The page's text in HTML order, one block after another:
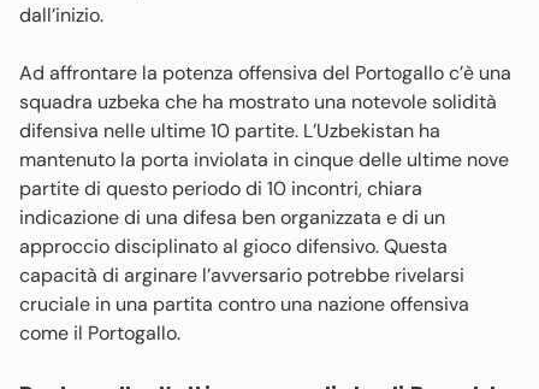
dall’inizio.
Ad affrontare la potenza offensiva del Portogallo c’è una
squadra uzbeka che ha mostrato una notevole solidità
difensiva nelle ultime 10 partite. L’Uzbekistan ha
mantenuto la porta inviolata in cinque delle ultime nove
partite di questo periodo di 10 incontri, chiara
indicazione di una difesa ben organizzata e di un
approccio disciplinato al gioco difensivo. Questa
capacità di arginare l’avversario potrebbe rivelarsi
cruciale in una partita contro una nazione offensiva
come il Portogallo.